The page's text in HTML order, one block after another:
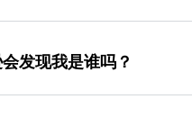
发现我是谁吗？